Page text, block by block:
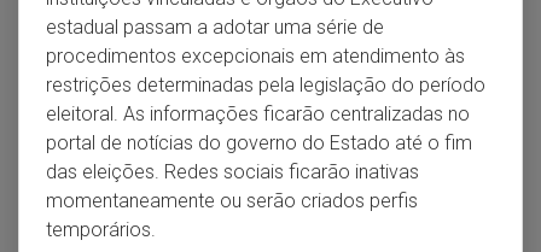
estadual passam a adotar uma série de
procedimentos excepcionais em atendimento às
restrições determinadas pela legislação do período
eleitoral. As informações ficarão centralizadas no
portal de notícias do governo do Estado até o fim
das eleições. Redes sociais ficarão inativas
momentaneamente ou serão criados perfis
temporários.
maior parte da carga transportada no Rio Grande do Sul e
pela quase totalidade do transporte de passageiros. De
acordo com o Departamento Autônomo de Estradas de
Rodagem (DAER), o Estado conta com aproximadamente
17,1 mil quilômetros de rodovias federais e estaduais. A
malha federal estrutura a rede de transporte com rodovias
longitudinais, diagonais, transversais e de ligação. A rede
estadual articula-se à federal, sendo mais densa e
capilarizada nas regiões norte e nordeste do Estado em